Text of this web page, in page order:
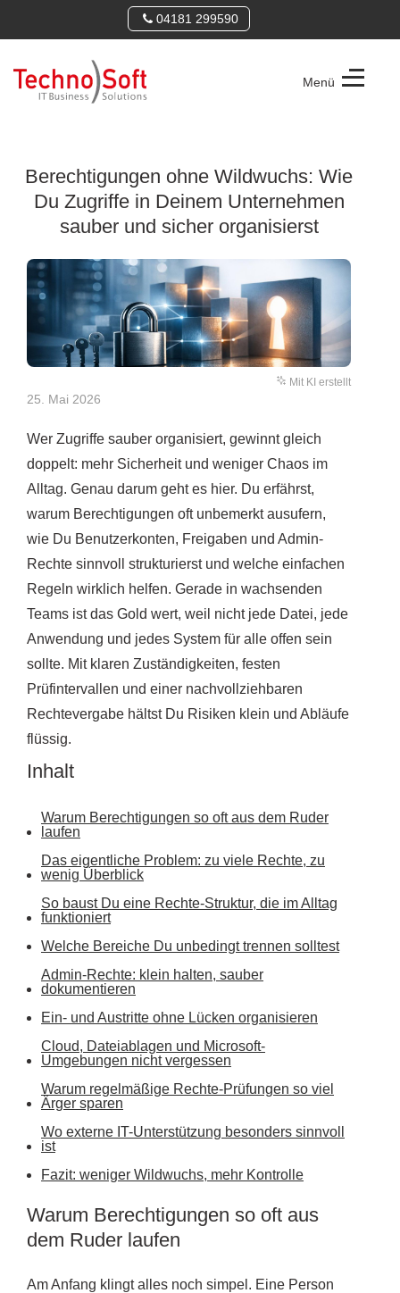
04181 299590
Menü
Berechtigungen ohne Wildwuchs: Wie
Du Zugriffe in Deinem Unternehmen
sauber und sicher organisierst
Mit KI erstellt
25. Mai 2026
Wer Zugriffe sauber organisiert, gewinnt gleich
doppelt: mehr Sicherheit und weniger Chaos im
Alltag. Genau darum geht es hier. Du erfährst,
warum Berechtigungen oft unbemerkt ausufern,
wie Du Benutzerkonten, Freigaben und Admin-
Rechte sinnvoll strukturierst und welche einfachen
Regeln wirklich helfen. Gerade in wachsenden
Teams ist das Gold wert, weil nicht jede Datei, jede
Anwendung und jedes System für alle offen sein
sollte. Mit klaren Zuständigkeiten, festen
Prüfintervallen und einer nachvollziehbaren
Rechtevergabe hältst Du Risiken klein und Abläufe
flüssig.
Inhalt
Warum Berechtigungen so oft aus dem Ruder
laufen
Das eigentliche Problem: zu viele Rechte, zu
wenig Überblick
So baust Du eine Rechte-Struktur, die im Alltag
funktioniert
Welche Bereiche Du unbedingt trennen solltest
Admin-Rechte: klein halten, sauber
dokumentieren
Ein- und Austritte ohne Lücken organisieren
Cloud, Dateiablagen und Microsoft-
Umgebungen nicht vergessen
Warum regelmäßige Rechte-Prüfungen so viel
Ärger sparen
Wo externe IT-Unterstützung besonders sinnvoll
ist
Fazit: weniger Wildwuchs, mehr Kontrolle
Warum Berechtigungen so oft aus
dem Ruder laufen
Am Anfang klingt alles noch simpel. Eine Person